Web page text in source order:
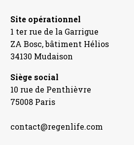
Site opérationnel
1 ter rue de la Garrigue
ZA Bosc, bâtiment Hélios
34130 Mudaison
Siège social
10 rue de Penthièvre
75008 Paris
contact@regenlife.com